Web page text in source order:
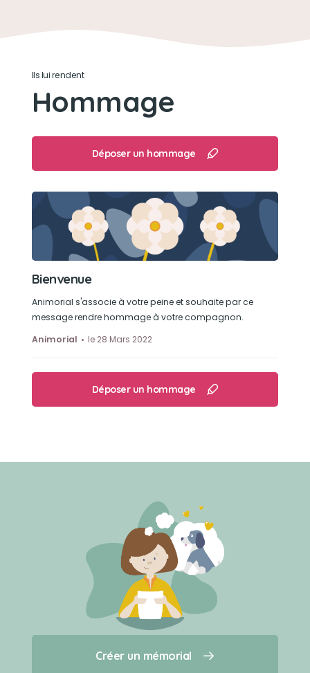
Créer un mémorial
Qui sommes-nous ?
Manger des crevettes 🦐
Ils lui rendent
Hommage
Déposer un hommage
Bienvenue
Animorial s'associe à votre peine et souhaite par ce
message rendre hommage à votre compagnon.
Animorial
le 28 Mars 2022
Déposer un hommage
Créer un mémorial